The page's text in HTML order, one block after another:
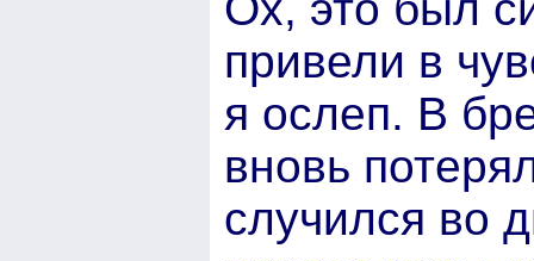
привели в
я ослеп. В
вновь
случился во